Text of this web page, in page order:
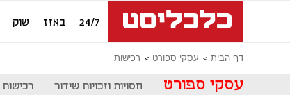
24/7 באזז שוק
דף הבית עסקי ספורט רכישות
עסקי ספורט חסויות וזכויות שידור רכישות